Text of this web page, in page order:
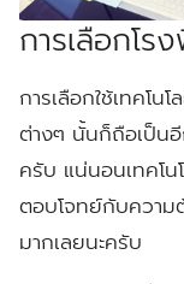
การเลือกโ
การเลือกใช้เทคโ
ต่างๆ นั้นก็ถือเป็น
ครับ แน่นอนเทคโน
ตอบโจทย์กับความ
มากเลยนะครับ